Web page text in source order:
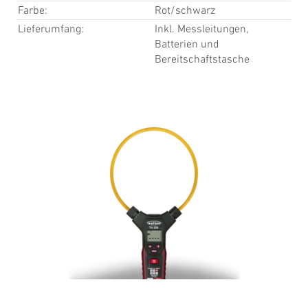
Farbe:
Rot/schwarz
Lieferumfang:
Inkl. Messleitungen,
Batterien und
Bereitschaftstasche